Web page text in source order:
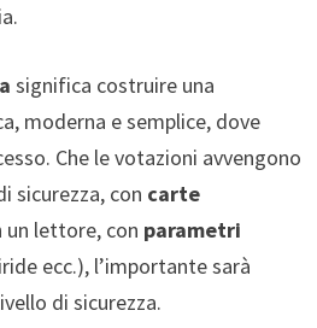
significa costruire una
moderna e semplice, dove
Che le votazioni avvengono
sicurezza, con carte
lettore, con parametri
ecc.), l’importante sarà
di sicurezza.